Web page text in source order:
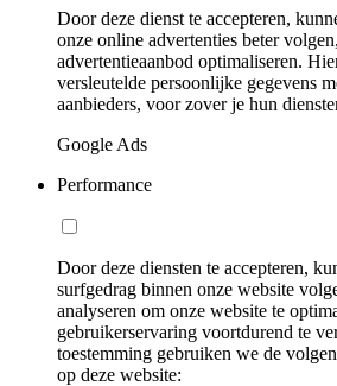
Door deze dienst te accepteren,
onze online advertenties beter
advertentieaanbod optimaliseren.
versleutelde persoonlijke gegevens
aanbieders, voor zover je hun
Google Ads
Performance
Door deze diensten te accepteren,
surfgedrag binnen onze website
analyseren om onze website te
gebruikerservaring voortdurend te
toestemming gebruiken we de
op deze website: